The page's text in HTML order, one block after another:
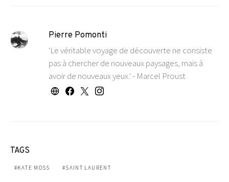
Pierre Pomonti
'Le véritable voyage de découverte ne consiste
pas à chercher de nouveaux paysages, mais à
avoir de nouveaux yeux.' - Marcel Proust
TAGS
KATE MOSS SAINT LAURENT